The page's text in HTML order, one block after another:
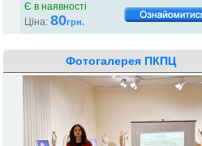
Є в наявності
Ціна: 80грн.
Фотогалерея ПКПЦ